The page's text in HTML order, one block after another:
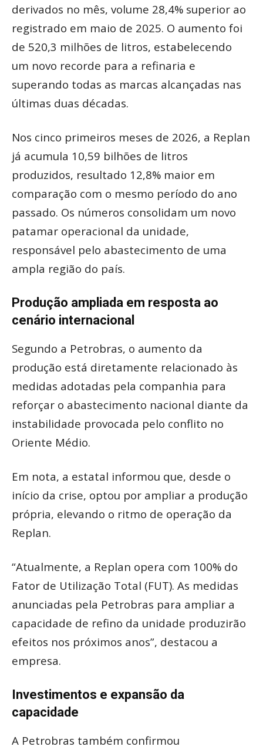
derivados no mês, volume 28,4% superior ao
registrado em maio de 2025. O aumento foi
de 520,3 milhões de litros, estabelecendo
um novo recorde para a refinaria e
superando todas as marcas alcançadas nas
últimas duas décadas.
Nos cinco primeiros meses de 2026, a Replan
já acumula 10,59 bilhões de litros
produzidos, resultado 12,8% maior em
comparação com o mesmo período do ano
passado. Os números consolidam um novo
patamar operacional da unidade,
responsável pelo abastecimento de uma
ampla região do país.
Produção ampliada em resposta ao
cenário internacional
Segundo a Petrobras, o aumento da
produção está diretamente relacionado às
medidas adotadas pela companhia para
reforçar o abastecimento nacional diante da
instabilidade provocada pelo conflito no
Oriente Médio.
Em nota, a estatal informou que, desde o
início da crise, optou por ampliar a produção
própria, elevando o ritmo de operação da
Replan.
“Atualmente, a Replan opera com 100% do
Fator de Utilização Total (FUT). As medidas
anunciadas pela Petrobras para ampliar a
capacidade de refino da unidade produzirão
efeitos nos próximos anos”, destacou a
empresa.
Investimentos e expansão da
capacidade
A Petrobras também confirmou